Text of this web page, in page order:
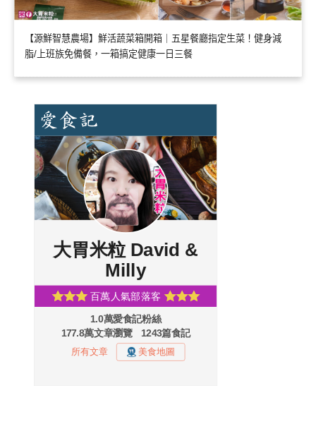
【源鮮智慧農場】鮮活蔬菜箱開箱｜五星餐廳指定生菜！健身減
脂/上班族免備餐，一箱搞定健康一日三餐